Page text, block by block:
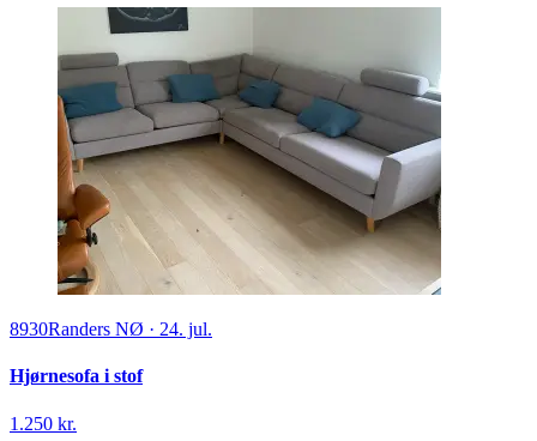
8930Randers NØ · 24. jul.
Hjørnesofa i stof
1.250 kr.